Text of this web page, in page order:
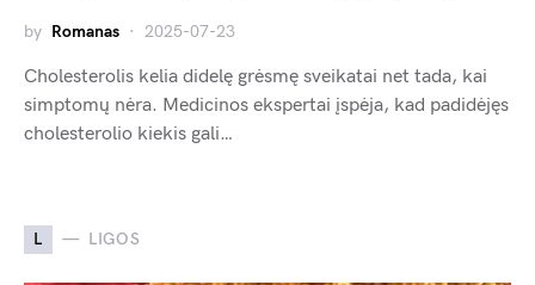
by Romanas 2025-07-23
Cholesterolis kelia didelę grėsmę sveikatai net tada, kai
simptomų nėra. Medicinos ekspertai įspėja, kad padidėjęs
cholesterolio kiekis gali…
L LIGOS